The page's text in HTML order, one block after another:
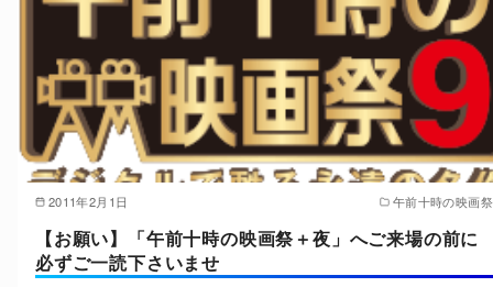
2011年2月1日 午前十時の映画祭
【お願い】「午前十時の映画祭＋夜」へご来場の前に
必ずご一読下さいませ